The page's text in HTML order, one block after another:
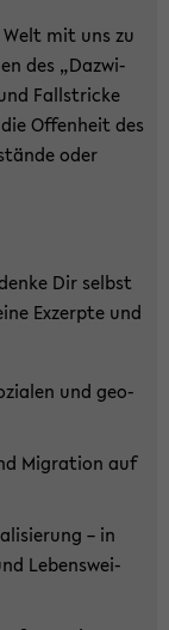
mit uns zu
des „Da­zwi­
Fall­stri­cke
Of­fen­heit des
oder
Dir selbst
Ex­zerp­te und
und geo­
Mi­gra­ti­on auf
– in
Le­bens­wei­